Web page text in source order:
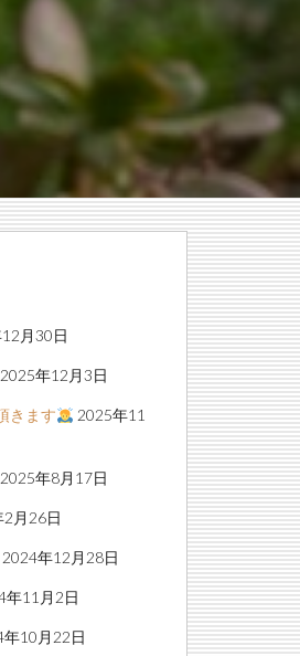
月30日
2025年12月3日
きます
2025年11
2025年8月17日
月26日
2024年12月28日
年11月2日
年10月22日